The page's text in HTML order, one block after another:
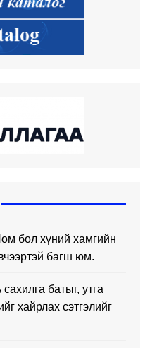
бол хүний хамгийн
багш юм.
батыг, утга
хайрлах сэтгэлийг